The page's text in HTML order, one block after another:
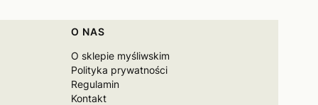
O NAS
O sklepie myśliwskim
Polityka prywatności
Regulamin
Kontakt